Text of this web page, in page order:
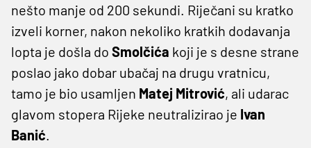
nešto manje od 200 sekundi. Riječani su kratko
izveli korner, nakon nekoliko kratkih dodavanja
lopta je došla do Smolčića koji je s desne strane
poslao jako dobar ubačaj na drugu vratnicu,
tamo je bio usamljen Matej Mitrović, ali udarac
glavom stopera Rijeke neutralizirao je Ivan
Banić.